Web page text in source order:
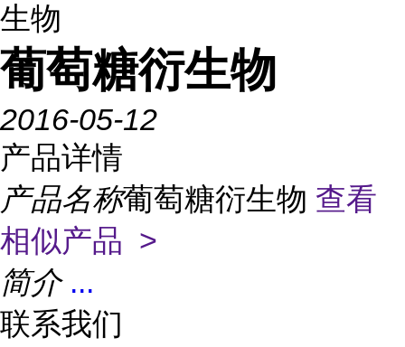
生物
葡萄糖衍生物
2016-05-12
产品详情
产品名称葡萄糖衍生物 查看
相似产品 >
简介 ...
联系我们